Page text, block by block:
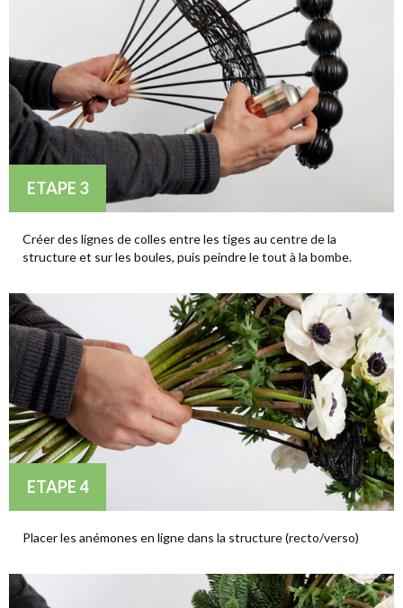
ETAPE 3
Créer des lignes de colles entre les tiges au centre de la
structure et sur les boules, puis peindre le tout à la bombe.
ETAPE 4
Placer les anémones en ligne dans la structure (recto/verso)